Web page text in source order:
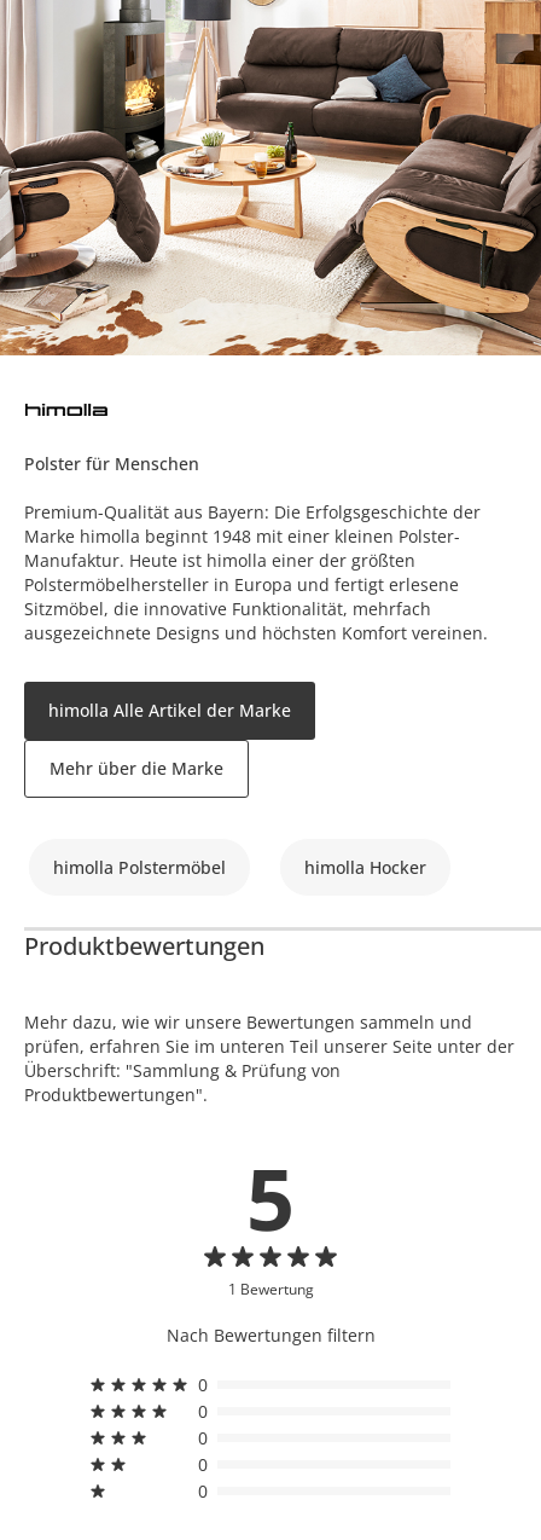
Polster für Menschen
Premium-Qualität aus Bayern: Die Erfolgsgeschichte der
Marke himolla beginnt 1948 mit einer kleinen Polster-
Manufaktur. Heute ist himolla einer der größten
Polstermöbelhersteller in Europa und fertigt erlesene
Sitzmöbel, die innovative Funktionalität, mehrfach
ausgezeichnete Designs und höchsten Komfort vereinen.
himolla Alle Artikel der Marke
Mehr über die Marke
himolla Polstermöbel himolla Hocker
Produktbewertungen
Mehr dazu, wie wir unsere Bewertungen sammeln und
prüfen, erfahren Sie im unteren Teil unserer Seite unter der
Überschrift: "Sammlung & Prüfung von
Produktbewertungen".
5
1 Bewertung
Nach Bewertungen filtern
0
0
0
0
0